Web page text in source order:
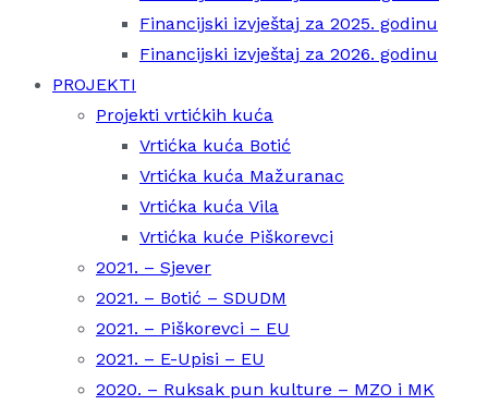
Financijski izvještaj za 2025. godinu
Financijski izvještaj za 2026. godinu
PROJEKTI
Projekti vrtićkih kuća
Vrtićka kuća Botić
Vrtićka kuća Mažuranac
Vrtićka kuća Vila
Vrtićka kuće Piškorevci
2021. – Sjever
2021. – Botić – SDUDM
2021. – Piškorevci – EU
2021. – E-Upisi – EU
2020. – Ruksak pun kulture – MZO i MK